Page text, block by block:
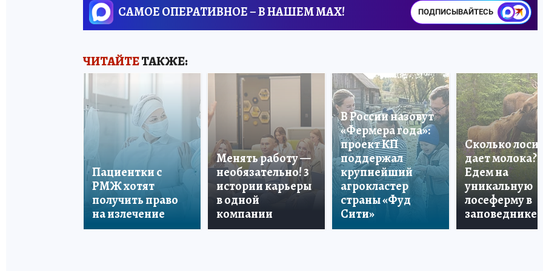
САМОЕ ОПЕРАТИВНОЕ – В НАШЕМ MAX! ПОДПИСЫВАЙТЕСЬ
ЧИТАЙТЕТАКЖЕ:
Пациентки с
РМЖ хотят
получить право
на излечение
Менять работу —
необязательно! 3
истории карьеры
в одной
компании
В России назовут
«Фермера года»:
проект КП
поддержал
крупнейший
агрокластер
страны «Фуд
Сити»
Сколько лосиха
дает молока?
Едем на
уникальную
лосеферму в
заповеднике!